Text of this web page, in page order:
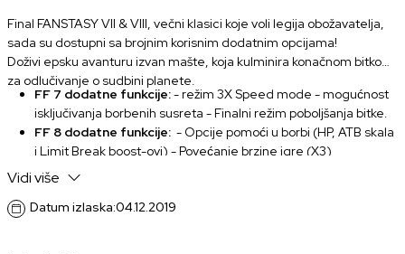
Final FANSTASY VII & VIII, večni klasici koje voli legija obožavatelja,
sada su dostupni sa brojnim korisnim dodatnim opcijama!
Doživi epsku avanturu izvan mašte, koja kulminira konačnom bitkom
za odlučivanje o sudbini planete.
FF 7 dodatne funkcije:- režim 3X Speed mode - mogućnost
isključivanja borbenih susreta - Finalni režim poboljšanja bitke.
FF 8 dodatne funkcije: - Opcije pomoći u borbi (HP, ATB skala
i Limit Break boost-ovi) - Povećanje brzine igre (X3)
Vidi više
Datum izlaska:04.12.2019